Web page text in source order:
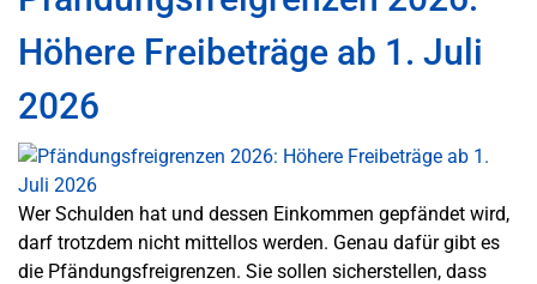
Höhere Freibeträge ab 1. Juli
2026
Wer Schulden hat und dessen Einkommen gepfändet wird,
darf trotzdem nicht mittellos werden. Genau dafür gibt es
die Pfändungsfreigrenzen. Sie sollen sicherstellen, dass